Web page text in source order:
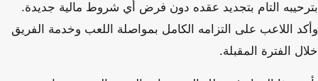
بترحيبه التام بتجديد عقده دون فرض أي شروط مالية جديدة.
وأكد اللاعب على التزامه الكامل بمواصلة اللعب وخدمة الفريق
خلال الفترة المقبلة.